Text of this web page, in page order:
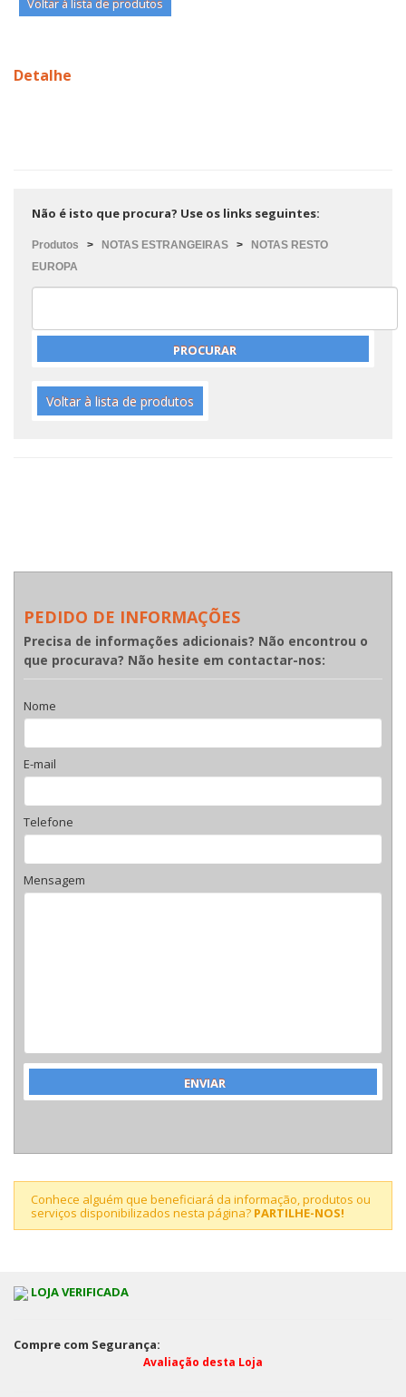
Voltar à lista de produtos
Detalhe
Não é isto que procura? Use os links seguintes:
Produtos > NOTAS ESTRANGEIRAS >
NOTAS RESTO
EUROPA
Voltar à lista de produtos
PEDIDO DE INFORMAÇÕES
Precisa de informações adicionais? Não encontrou o
que procurava? Não hesite em contactar-nos:
Nome
E-mail
Telefone
Mensagem
Conhece alguém que beneficiará da informação, produtos ou
serviços disponibilizados nesta página? PARTILHE-NOS!
LOJA VERIFICADA
Compre com Segurança:
Avaliação desta Loja